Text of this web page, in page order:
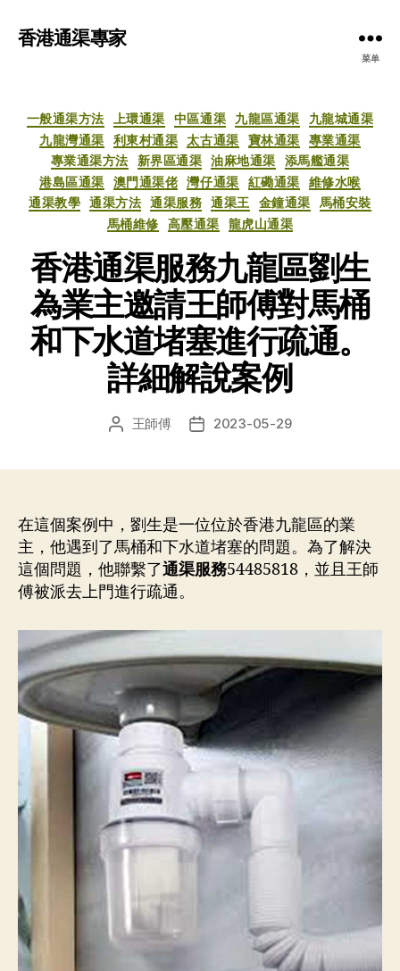
香港通渠專家
菜单
分
类
一般通渠方法 上環通渠 中區通渠 九龍區通渠
九龍城通渠
九龍灣通渠
利東村通渠 太古通渠 寶林通渠
專業通渠
專業通渠方法
新界區通渠 油麻地通渠
添馬艦通渠
港島區通渠
澳門通渠佬 灣仔通渠 紅磡通渠
維修水喉
通渠教學 通渠方法 通渠服務 通渠王 金鐘通渠
馬桶安裝
馬桶維修
高壓通渠 龍虎山通渠
香港通渠服務九龍區劉生
為業主邀請王師傅對馬桶
和下水道堵塞進行疏通。
詳細解說案例
文 王師傅
发 2023-05-29
在這個案例中，劉生是一位位於香港九龍區的業
主，他遇到了馬桶和下水道堵塞的問題。為了解決
這個問題，他聯繫了通渠服務54485818，並且王師
傅被派去上門進行疏通。